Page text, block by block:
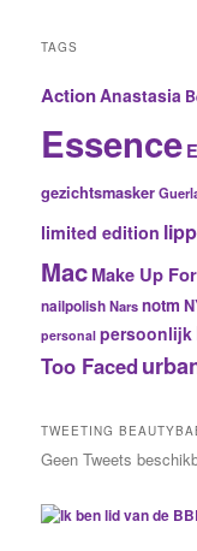
TAGS
ActionAnastasia
Essence
gezichtsmasker
limited edition
MacMake Up
nailpolishNarsnotm
personal persoonlijk
Too Faced
TWEETING
Geen Tweets